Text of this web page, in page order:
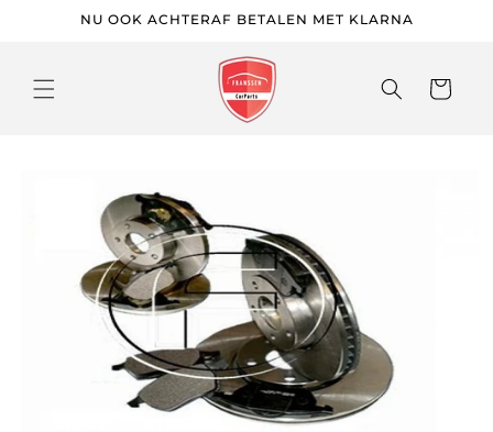
naar deNU OOK ACHTERAF BETALEN MET KLARNA